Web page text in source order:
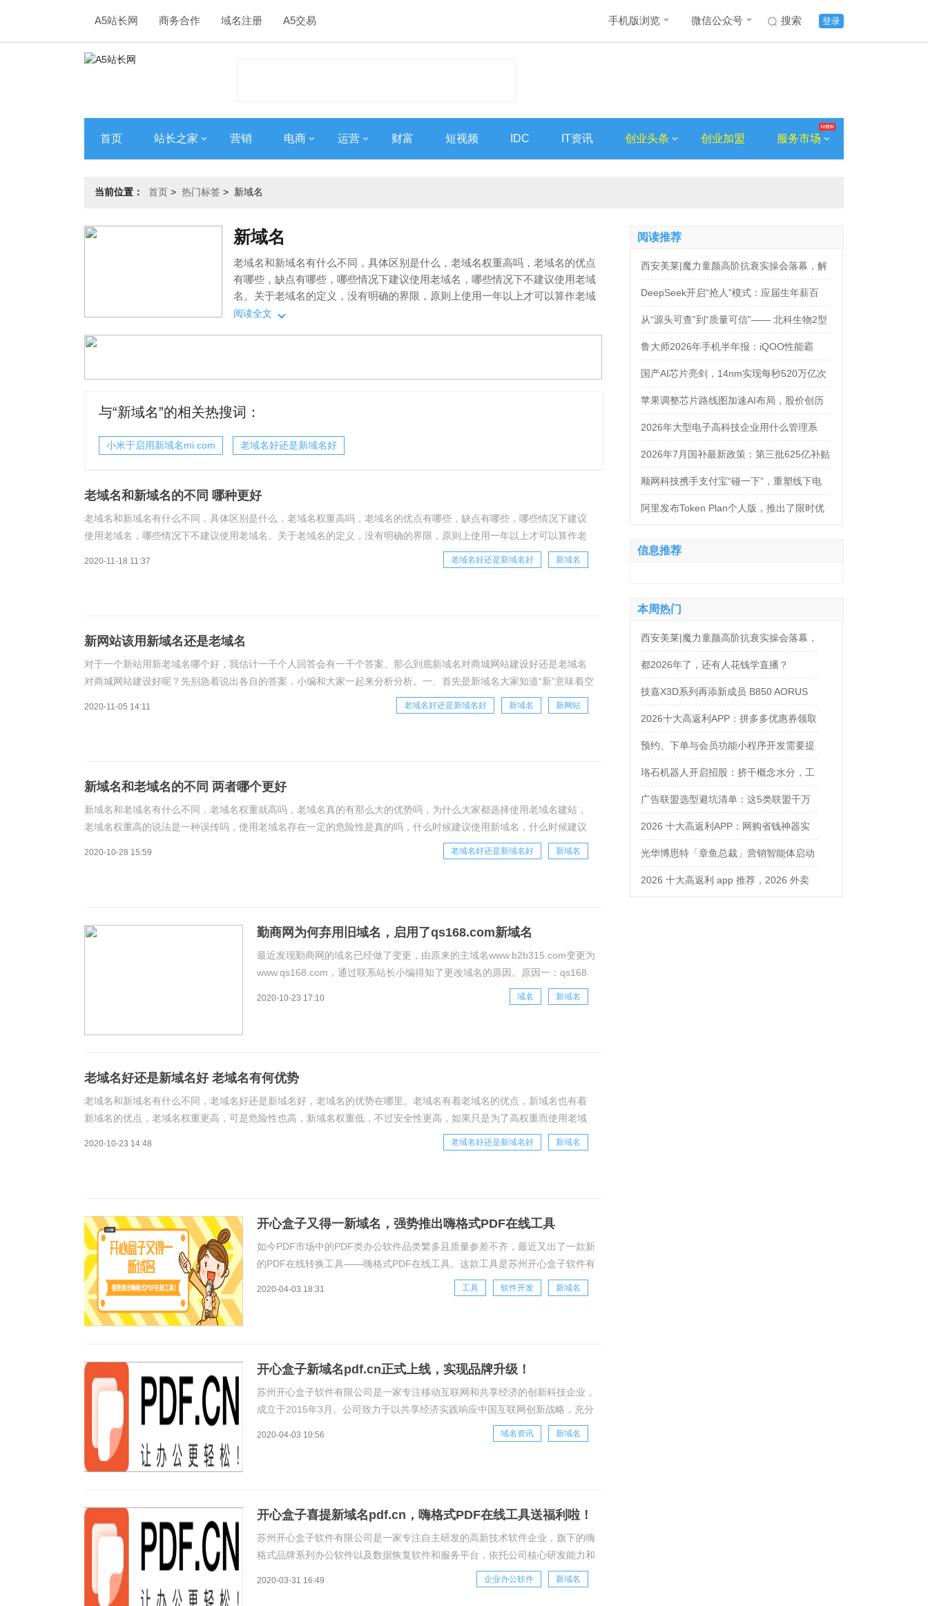
A5站长网 商务合作 域名注册 A5交易 登录
搜索
手机版浏览 微信公众号
首页 站长之家 营销 电商 运营 财富 短视频 IDC IT资讯 创业头条 创业加盟 服务市场
当前位置： 首页 > 热门标签 > 新域名
新域名
老域名和新域名有什么不同，具体区别是什么，老域名权重高吗，老域名的优点
有哪些，缺点有哪些，哪些情况下建议使用老域名，哪些情况下不建议使用老域
名。关于老域名的定义，没有明确的界限，原则上使用一年以上才可以算作老域
名。老域名与新域名的区别：1、使用年限2、域名权重在正常情况下，域名使用
阅读全文
与“新域名”的相关热搜词：
小米于启用新域名mi.com 老域名好还是新域名好
老域名和新域名的不同 哪种更好
老域名和新域名有什么不同，具体区别是什么，老域名权重高吗，老域名的优点有哪些，缺点有哪些，哪些情况下建议
使用老域名，哪些情况下不建议使用老域名。关于老域名的定义，没有明确的界限，原则上使用一年以上才可以算作老
域名。老域名与新域名的区别：1、使用年限2、域名权重在正常情况下，域名使用越久，权重就越高，
2020-11-18 11:37 老域名好还是新域名好 新域名
新网站该用新域名还是老域名
对于一个新站用新老域名哪个好，我估计一千个人回答会有一千个答案。那么到底新域名对商城网站建设好还是老域名
对商城网站建设好呢？先别急着说出各自的答案，小编和大家一起来分析分析。一、首先是新域名大家知道“新”意味着空
白，也就是说，新域名就像一张白纸一样，任我们涂抹，甚至刻上我们的个性印记。1.新域名构成
2020-11-05 14:11 老域名好还是新域名好 新域名 新网站
新域名和老域名的不同 两者哪个更好
新域名和老域名有什么不同，老域名权重就高吗，老域名真的有那么大的优势吗，为什么大家都选择使用老域名建站，
老域名权重高的说法是一种误传吗，使用老域名存在一定的危险性是真的吗，什么时候建议使用新域名，什么时候建议
使用老域名，该如何抉择。一、老域名不一定权重高。二、老域名具有一定的危险性。三、不能一心为了
2020-10-28 15:59 老域名好还是新域名好 新域名
勤商网为何弃用旧域名，启用了qs168.com新域名
最近发现勤商网的域名已经做了变更，由原来的主域名www.b2b315.com变更为
www.qs168.com，通过联系站长小编得知了更改域名的原因。原因一：qs168
更有勤商网的代表性，域名字母中Q是汉字“勤”的拼音首字母，而S则是汉
字“商”的拼音首字母，开头的两个字母充分代表了“勤商”的含义。数字
2020-10-23 17:10 域名 新域名
老域名好还是新域名好 老域名有何优势
老域名和新域名有什么不同，老域名好还是新域名好，老域名的优势在哪里。老域名有着老域名的优点，新域名也有着
新域名的优点，老域名权重更高，可是危险性也高，新域名权重低，不过安全性更高，如果只是为了高权重而使用老域
名，无疑是错误的决定，如果不是价值很高的老域名，完全没有使用的必要。新域名也好，老域名也罢，
2020-10-23 14:48 老域名好还是新域名好 新域名
开心盒子又得一新域名，强势推出嗨格式PDF在线工具
如今PDF市场中的PDF类办公软件品类繁多且质量参差不齐，最近又出了一款新
的PDF在线转换工具——嗨格式PDF在线工具。这款工具是苏州开心盒子软件有
限公司花重金购下新域名PDF.CN，在其原嗨格式PDF转换器基础上，发展出的
PDF在线处理工具。关于这款在线工具，今天可以通过以下几点来了解一下！第
2020-04-03 18:31 工具 软件开发 新域名
开心盒子新域名pdf.cn正式上线，实现品牌升级！
苏州开心盒子软件有限公司是一家专注移动互联网和共享经济的创新科技企业，
成立于2015年3月。公司致力于以共享经济实践响应中国互联网创新战略，充分
利用对专业技能人才资源的整合优势，打造一个优质的技能共享平台。在公司成
立5年之际，开心盒子重金拿下pdf.cn域名，宣布嗨格式PDF在线工具正式上线!
2020-04-03 10:56 域名资讯 新域名
开心盒子喜提新域名pdf.cn，嗨格式PDF在线工具送福利啦！
苏州开心盒子软件有限公司是一家专注自主研发的高新技术软件企业，旗下的嗨
格式品牌系列办公软件以及数据恢复软件和服务平台，依托公司核心研发能力和
需求大数据分析系统，用户累计数千万，成为国内知名的软件厂商。在公司成立
5周年之际，终于重金拿下PDF.CN域名，嗨格式PDF在线工具强势来袭!嗨格式
2020-03-31 16:49 企业办公软件 新域名
阅读推荐
西安美莱|魔力童颜高阶抗衰实操会落幕，解
锁自然年轻新姿态
DeepSeek开启“抢人”模式：应届生年薪百
万，法务岗高达160万！
从“源头可查”到“质量可信”—— 北科生物2型
糖尿病项目如何实现“药品级质控”
鲁大师2026年手机半年报：iQOO性能霸
榜，天玑9500统治延续，OPPO蝉联流畅双
榜冠军
国产AI芯片亮剑，14nm实现每秒520万亿次
运算
苹果调整芯片路线图加速AI布局，股价创历
史新高
2026年大型电子高科技企业用什么管理系
统？四大服务商对比推荐
2026年7月国补最新政策：第三批625亿补贴
正式落地！京东手机家电空调电脑各品类国
补怎么领？学生专属优惠补贴领取攻略来
顺网科技携手支付宝“碰一下”，重塑线下电
竞新体验
阿里发布Token Plan个人版，推出了限时优
信息推荐
本周热门
西安美莱|魔力童颜高阶抗衰实操会落幕，
解锁自然年轻新姿态
都2026年了，还有人花钱学直播？
技嘉X3D系列再添新成员 B850 AORUS
ELITE X3D主板强化性能体验
2026十大高返利APP：拼多多优惠券领取
攻略
预约、下单与会员功能小程序开发需要提
前确认什么
珞石机器人开启招股：挤干概念水分，工
业、协作、具身三箭齐发
广告联盟选型避坑清单：这5类联盟千万
别碰
2026 十大高返利APP：网购省钱神器实
测对比
光华博思特「章鱼总裁」营销智能体启动
内测，引领咨询行业模式革命
2026 十大高返利 app 推荐，2026 外卖